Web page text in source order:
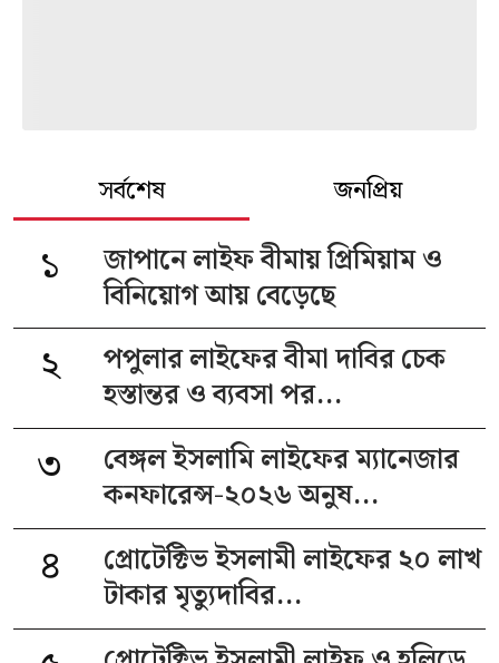
সর্বশেষ জনপ্রিয়
১
জাপানে লাইফ বীমায় প্রিমিয়াম ও
বিনিয়োগ আয় বেড়েছে
২
পপুলার লাইফের বীমা দাবির চেক
হস্তান্তর ও ব্যবসা পর...
৩
বেঙ্গল ইসলামি লাইফের ম্যানেজার
কনফারেন্স-২০২৬ অনুষ...
৪
প্রোটেক্টিভ ইসলামী লাইফের ২০ লাখ
টাকার মৃত্যুদাবির...